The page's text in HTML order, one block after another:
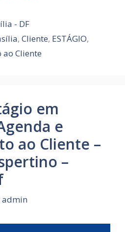
- DF
,Cliente, ESTÁGIO,
Cliente
em
e
ao Cliente –
–
admin